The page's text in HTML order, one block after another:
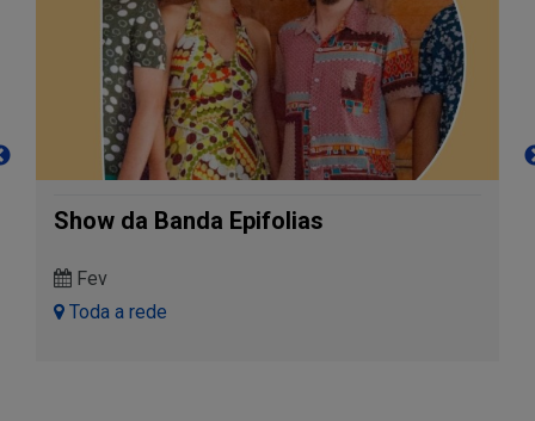
Show da Banda Epifolias
Fev
Toda a rede